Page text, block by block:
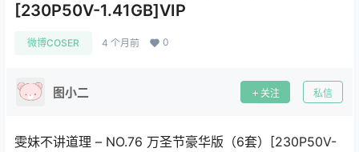
[230P50V-1.41GB]VIP
微博COSER 4 个月前 0
图小二 关注 私信
雯妹不讲道理 – NO.76 万圣节豪华版（6套）[230P50V-